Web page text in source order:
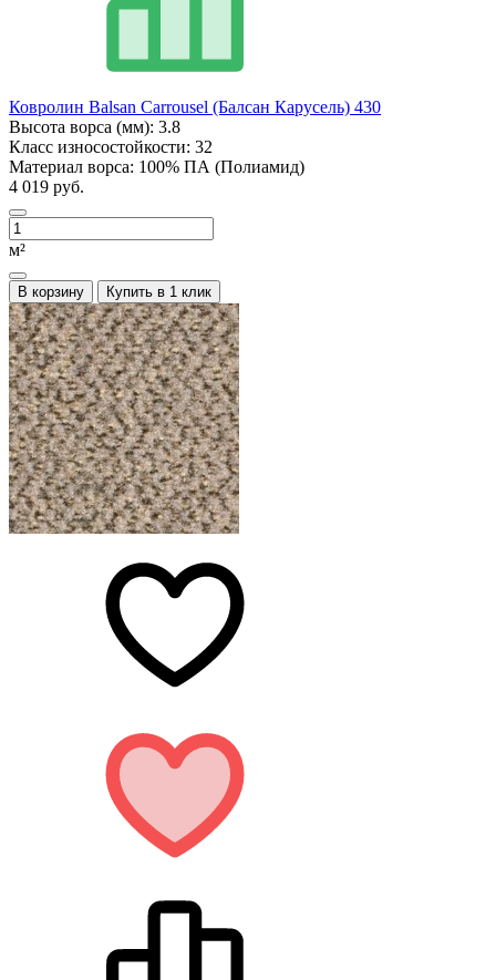
Ковролин Balsan Carrousel (Балсан Карусель) 430
Высота ворса (мм): 3.8
Класс износостойкости: 32
Материал ворса: 100% ПА (Полиамид)
4 019 руб.
м²
В корзину Купить в 1 клик